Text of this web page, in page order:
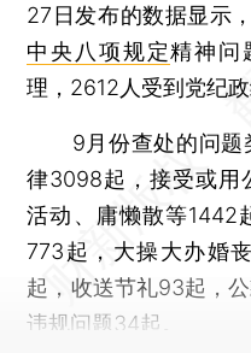
27日发布的数据显示
中央八项规定精神问
理，2612人受到党纪政
9月份查处的问题
律3098起，接受或用
活动、庸懒散等1442
773起，大操大办婚
起，收送节礼93起，
违规问题34起。